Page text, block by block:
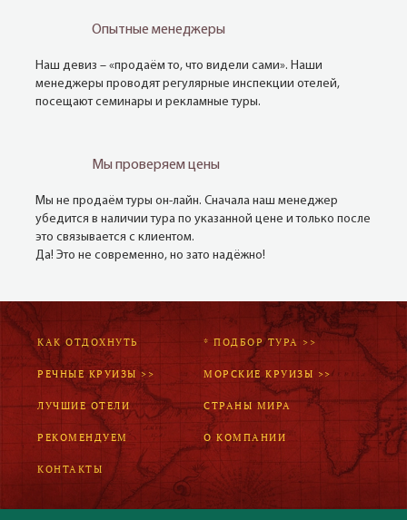
Опытные менеджеры
Наш девиз – «продаём то, что видели сами». Наши
менеджеры проводят регулярные инспекции отелей,
посещают семинары и рекламные туры.
Мы проверяем цены
Мы не продаём туры он-лайн. Сначала наш менеджер
убедится в наличии тура по указанной цене и только после
это связывается с клиентом.
Да! Это не современно, но зато надёжно!
КАК ОТДОХНУТЬ * ПОДБОР ТУРА >>
РЕЧНЫЕ КРУИЗЫ >> МОРСКИЕ КРУИЗЫ >>
ЛУЧШИЕ ОТЕЛИ СТРАНЫ МИРА
РЕКОМЕНДУЕМ О КОМПАНИИ
КОНТАКТЫ